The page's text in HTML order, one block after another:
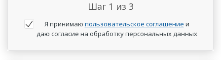
Шаг 1 из 3
Я принимаю пользовательское соглашение и
даю согласие на обработку персональных данных